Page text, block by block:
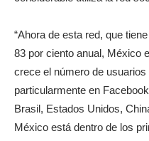
“Ahora de esta red, que
83 por ciento anual, México
crece el número de
particularmente en
Brasil, Estados Unidos,
México está dentro de los